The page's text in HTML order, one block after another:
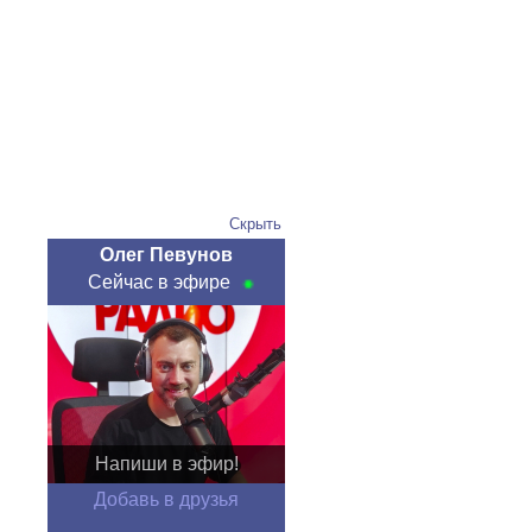
Скрыть
Олег Певунов
Сейчас в эфире
Напиши в эфир!
Добавь в друзья